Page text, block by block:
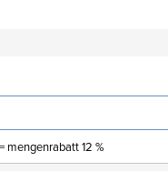
mengenrabatt 12 %